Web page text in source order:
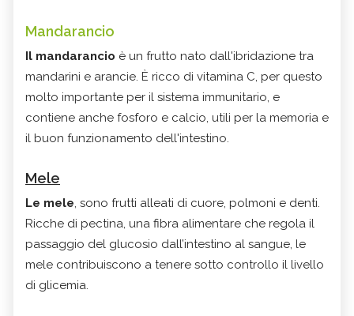
Mandarancio
Il mandarancio è un frutto nato dall'ibridazione tra
mandarini e arancie. È ricco di vitamina C, per questo
molto importante per il sistema immunitario, e
contiene anche fosforo e calcio, utili per la memoria e
il buon funzionamento dell'intestino.
Mele
Le mele, sono frutti alleati di cuore, polmoni e denti.
Ricche di pectina, una fibra alimentare che regola il
passaggio del glucosio dall’intestino al sangue, le
mele contribuiscono a tenere sotto controllo il livello
di glicemia.